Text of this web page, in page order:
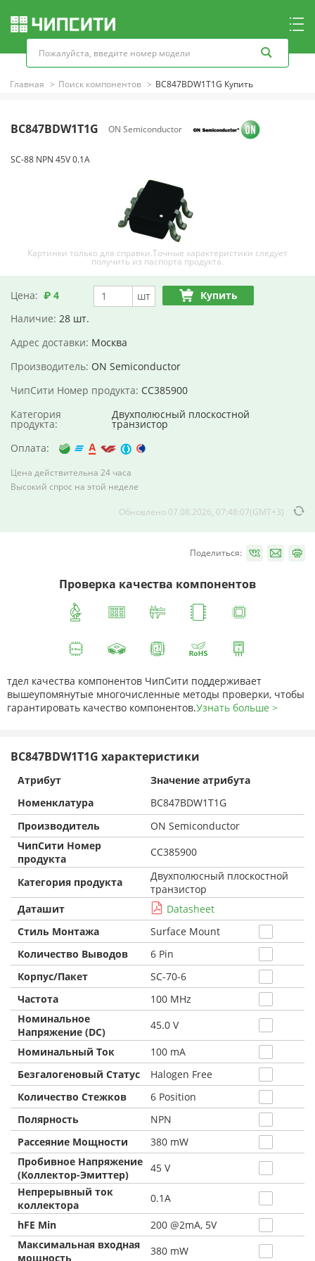
Главная Поиск компонентов BC847BDW1T1G Купить
BC847BDW1T1G ON Semiconductor
SC-88 NPN 45V 0.1A
Картинки только для справки.Точные характеристики следует
получить из паспорта продукта.
Цена: ₽ 4 шт
Купить
Наличие: 28 шт.
Адрес доставки: Москва
Производитель: ON Semiconductor
ЧипСити Номер продукта: CC385900
Категория
продукта:
Двухполюсный плоскостной
транзистор
Оплата:
Цена действительна 24 часа
Высокий спрос на этой неделе
Обновлено 07.08.2026, 07:48:07(GMT+3)
Поделиться:
Проверка качества компонентов
тдел качества компонентов ЧипСити поддерживает
вышеупомянутые многочисленные методы проверки, чтобы
гарантировать качество компонентов.Узнать больше >
BC847BDW1T1G характеристики
Атрибут
Значение атрибута
Номенклатура
BC847BDW1T1G
Производитель
ON Semiconductor
ЧипСити Номер
продукта
CC385900
Категория продукта
Двухполюсный плоскостной
транзистор
Даташит
Datasheet
Стиль Монтажа
Surface Mount
Количество Выводов
6 Pin
Корпус/Пакет
SC-70-6
Частота
100 MHz
Номинальное
Напряжение (DC)
45.0 V
Номинальный Ток
100 mA
Безгалогеновый Статус
Halogen Free
Количество Стежков
6 Position
Полярность
NPN
Рассеяние Мощности
380 mW
Пробивное Напряжение
(Коллектор-Эмиттер)
45 V
Непрерывный ток
коллектора
0.1A
hFE Min
200 @2mA, 5V
Максимальная входная
мощность
380 mW